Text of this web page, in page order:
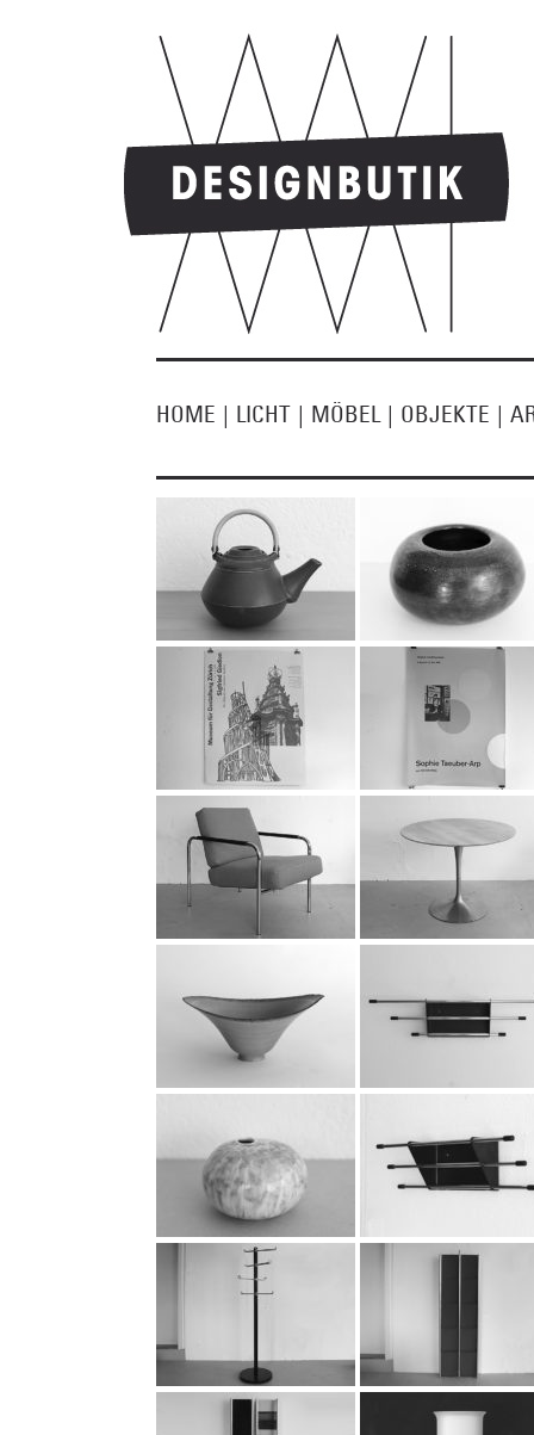
HOME | LICHT | MÖBEL | OBJEKTE |